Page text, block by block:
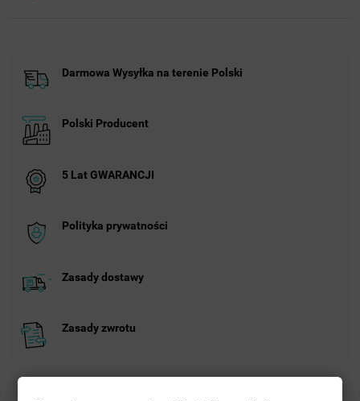
Darmowa Wysyłka na terenie Polski
Polski Producent
5 Lat GWARANCJI
Polityka prywatności
Zasady dostawy
Zasady zwrotu